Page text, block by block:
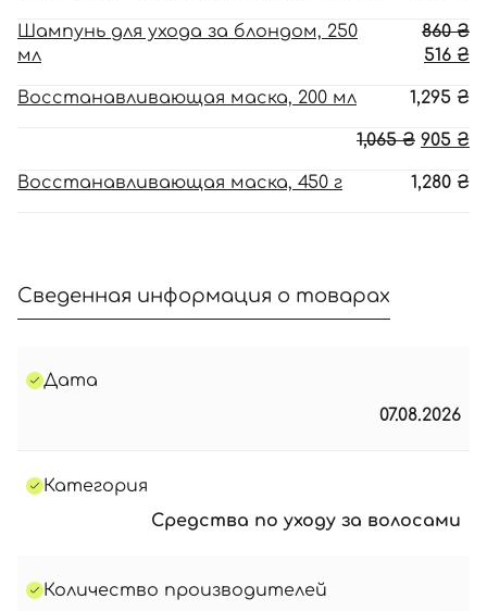
Шампунь для ухода за блондом, 250
мл
860₴
516 ₴
Восстанавливающая маска, 200 мл 1,295 ₴
1,065₴ 905 ₴
Восстанавливающая маска, 450 г 1,280 ₴
Сведенная информация о товарах
Дата
07.08.2026
Категория
Средства по уходу за волосами
Количество производителей